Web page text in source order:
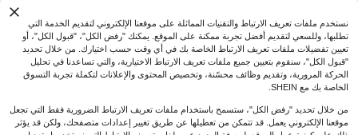
نستخدم ملفات تعريف الارتباط والتقنيات المماثلة على موقعنا الإلكتروني لتقديم الخدمة التي
تطلبها، وللسعي لتقديم أفضل تجربة ممكنة على الموقع. يمكنك "رفض الكل"، "قبول الكل"، أو
تعيين تفضيلات ملفات تعريف الارتباط الخاصة بك في أي وقت حسب اختيارك. من خلال تحديد
"قبول الكل"، سنقوم بتعيين جميع ملفات تعريف الارتباط الاختيارية، والتي تساعدنا في تحليل
الحركة المرورية، وتقديم وظائف محسّنة، وتخصيص المحتوى والإعلانات لتكملة تجربة التسوق
الخاصة بك مع SHEIN.
من خلال تحديد "رفض الكل"، ستسمح باستخدام ملفات تعريف الارتباط الضرورية فقط التي تجعل
موقعنا الإلكتروني يعمل. قد تتمكن من تعطيلها عن طريق تغيير إعدادات متصفحك، ولكن قد يؤثر